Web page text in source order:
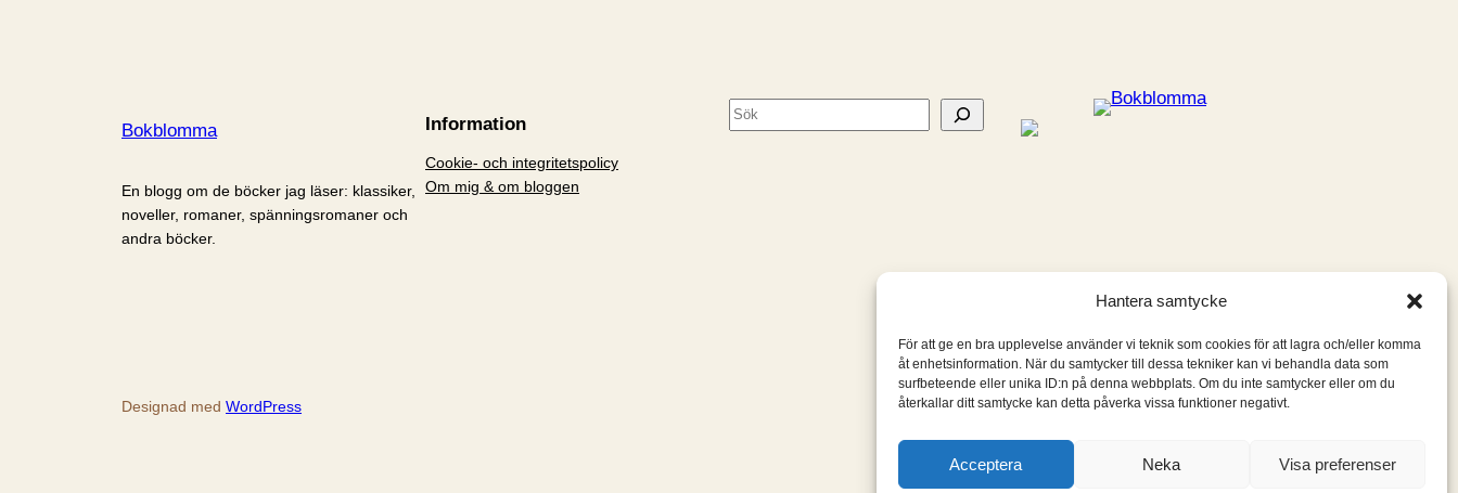
Hantera samtycke
För att ge en bra upplevelse använder vi teknik som cookies för att lagra och/eller komma
åt enhetsinformation. När du samtycker till dessa tekniker kan vi behandla data som
surfbeteende eller unika ID:n på denna webbplats. Om du inte samtycker eller om du
återkallar ditt samtycke kan detta påverka vissa funktioner negativt.
Acceptera Neka Visa preferenser
Bokblomma
En blogg om de böcker jag läser: klassiker,
noveller, romaner, spänningsromaner och
andra böcker.
Information
Cookie- och integritetspolicy
Om mig & om bloggen
S
Designad med WordPress